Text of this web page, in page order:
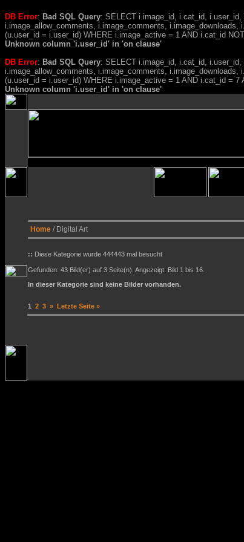
DB Error: Bad SQL Query: SELECT i.image_id, i.cat_id,
i.image_allow_comments, i.image_comments,
(u.user_id = i.user_id) WHERE i.image_active = 1 AND i.cat_id
Unknown column 'i.user_id' in 'on clause'
DB Error: Bad SQL Query: SELECT i.image_id, i.cat_id,
i.image_allow_comments, i.image_comments,
(u.user_id = i.user_id) WHERE i.image_active = 1 AND i.cat_id =
Unknown column 'i.user_id' in 'on clause'
Home / Digital Art
:: Diese Kategorie wurde 444443 mal besucht
Gefunden: 43 Bild(er) auf 3 Seite(n). Angezeigt: Bild 1 bis 16.
In dieser Kategorie sind keine Bilder vorhanden.
1 2 3 » Letzte Seite »